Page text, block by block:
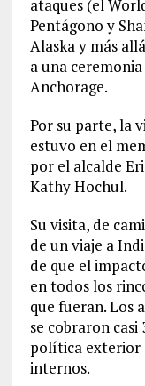
ataques (el
Pentágono y
Alaska y más
a una
Anchorage.
Por su parte, la
estuvo en el
por el alcalde
Kathy Hochul.
Su visita, de
de un viaje a
de que el
en todos los
que fueran. Los
se cobraron
política exterior
internos.